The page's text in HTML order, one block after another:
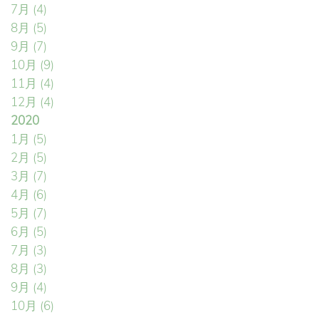
7月 (4)
8月 (5)
9月 (7)
10月 (9)
11月 (4)
12月 (4)
2020
1月 (5)
2月 (5)
3月 (7)
4月 (6)
5月 (7)
6月 (5)
7月 (3)
8月 (3)
9月 (4)
10月 (6)